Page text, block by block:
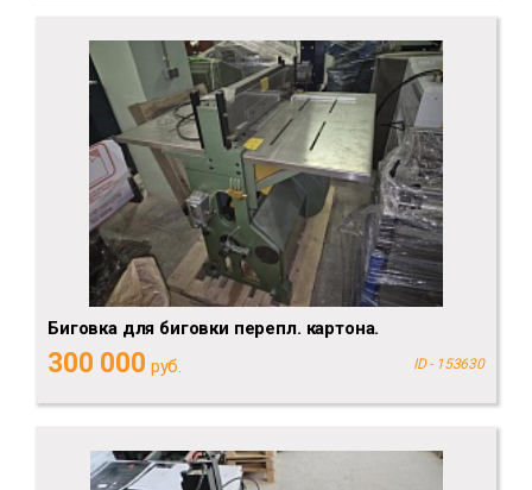
Биговка для биговки перепл. картона.
300 000 руб. ID - 153630